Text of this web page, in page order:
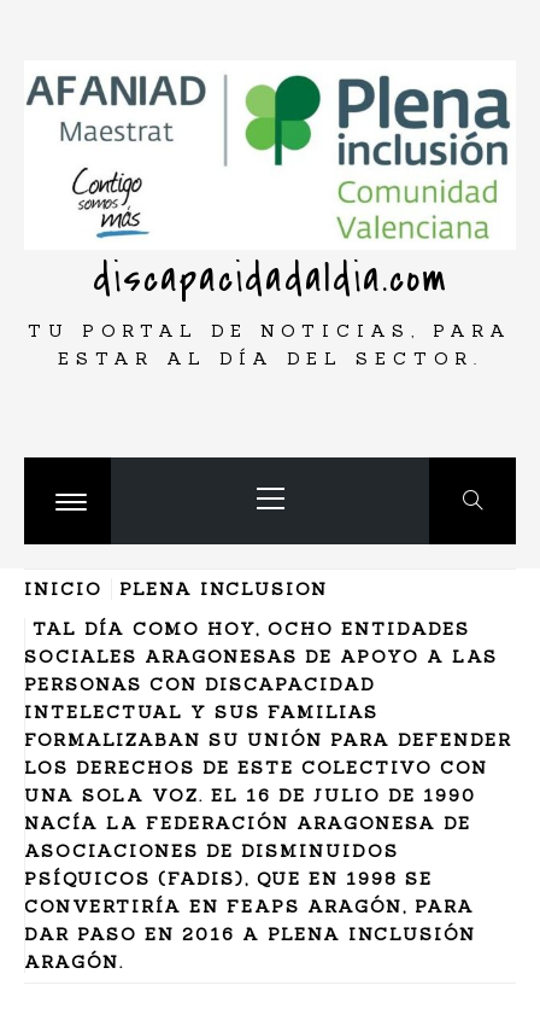
contenido
discapacidadaldia.com
TU PORTAL DE NOTICIAS, PARA
ESTAR AL DÍA DEL SECTOR.
Cambiar
principal
INICIO
PLENA INCLUSION
TAL DÍA COMO HOY, OCHO ENTIDADES
SOCIALES ARAGONESAS DE APOYO A LAS
PERSONAS CON DISCAPACIDAD
INTELECTUAL Y SUS FAMILIAS
FORMALIZABAN SU UNIÓN PARA DEFENDER
LOS DERECHOS DE ESTE COLECTIVO CON
UNA SOLA VOZ. EL 16 DE JULIO DE 1990
NACÍA LA FEDERACIÓN ARAGONESA DE
ASOCIACIONES DE DISMINUIDOS
PSÍQUICOS (FADIS), QUE EN 1998 SE
CONVERTIRÍA EN FEAPS ARAGÓN, PARA
DAR PASO EN 2016 A PLENA INCLUSIÓN
ARAGÓN.